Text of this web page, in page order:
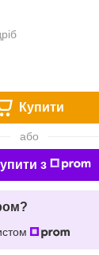
Купити
або
з